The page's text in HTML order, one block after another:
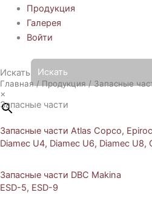
Продукция
Галерея
Войти
Искать
×
Главная / Продукция / Запасные
Запасные части
Запасные части Atlas Copco, Epiroc
Diamec U4, Diamec U6, Diamec U8,
Запасные части DBC Makina
ESD-5, ESD-9